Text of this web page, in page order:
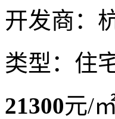
开发商：
类型：住
21300元/